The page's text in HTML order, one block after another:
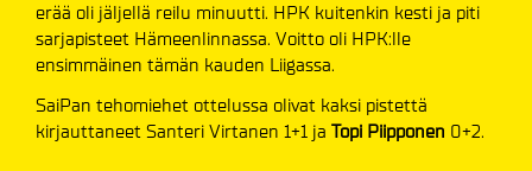
erää oli jäljellä reilu minuutti. HPK kuitenkin kesti ja piti
sarjapisteet Hämeenlinnassa. Voitto oli HPK:lle
ensimmäinen tämän kauden Liigassa.
SaiPan tehomiehet ottelussa olivat kaksi pistettä
kirjauttaneet Santeri Virtanen 1+1 ja Topi Piipponen 0+2.